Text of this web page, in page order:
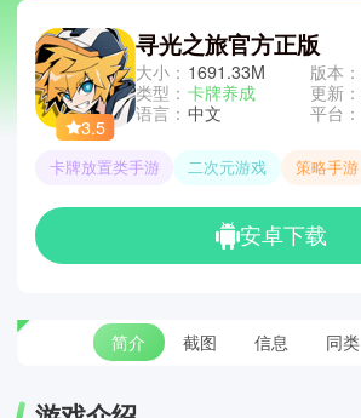
3.5
寻光之旅官方正版
大小： 1691.33M
类型： 卡牌养成
语言： 中文
版本：
更新：
平台：
卡牌放置类手游 二次元游戏 策略手游
安卓下载
简介 截图 信息 同类